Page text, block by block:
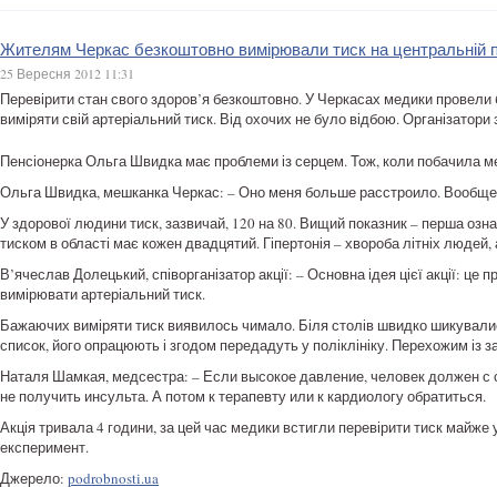
Жителям Черкас безкоштовно вимірювали тиск на центральній
25 Вересня 2012 11:31
Перевірити стан свого здоров’я безкоштовно. У Черкасах медики
виміряти свій артеріальний тиск. Від охочих не було відбою.
Пенсіонерка Ольга Швидка має проблеми із серцем. Тож, коли побачила
Ольга Швидка, мешканка Черкас: – Оно меня больше расстроило.
У здорової людини тиск, зазвичай, 120 на 80. Вищий показник – перша
тиском в області має кожен двадцятий. Гіпертонія – хвороба літніх
В’ячеслав Долецький, співорганізатор акції: – Основна ідея цієї акції:
вимірювати артеріальний тиск.
Бажаючих виміряти тиск виявилось чимало. Біля столів швидко
список, його опрацюють і згодом передадуть у поліклініку. Перехожим
Наталя Шамкая, медсестра: – Если высокое давление, человек должен с
не получить инсульта. А потом к терапевту или к кардиологу обратиться.
Акція тривала 4 години, за цей час медики встигли перевірити тиск
експеримент.
Джерело: podrobnosti.ua